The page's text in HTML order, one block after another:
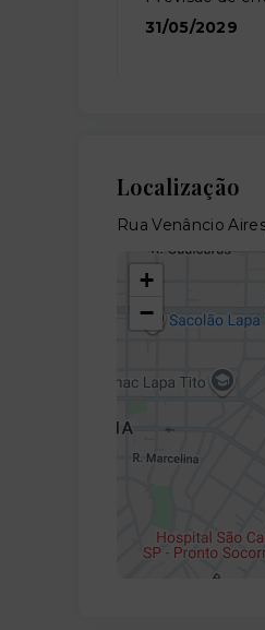
31/05/2029
Localização
Rua Venâncio
+
−